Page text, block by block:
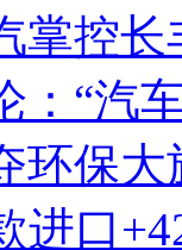
掌控
：“汽
环保大
进口